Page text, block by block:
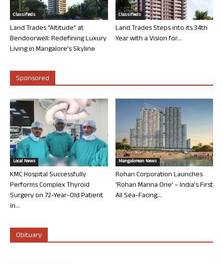
Classifieds
Land Trades “Altitude” at
Bendoorwell: Redefining Luxury
Living in Mangalore’s Skyline
Classifieds
Land Trades Steps into its 34th
Year with a Vision for...
Sponsored
Local News
KMC Hospital Successfully
Performs Complex Thyroid
Surgery on 72-Year-Old Patient
in...
Mangalorean News
Rohan Corporation Launches
‘Rohan Marina One’ – India’s First
All Sea-Facing...
Obituary